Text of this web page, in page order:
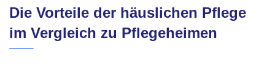
Die Vorteile der häuslichen Pflege
im Vergleich zu Pflegeheimen